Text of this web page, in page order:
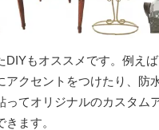
DIYもオススメです。例え
アクセントをつけたり、防
ってオリジナルのカスタム
ます。